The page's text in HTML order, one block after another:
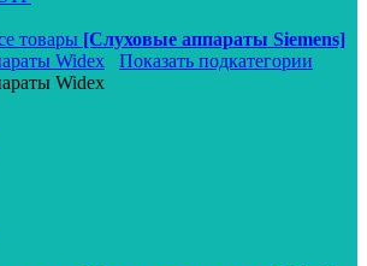
товары [Слуховые аппараты Siemens]
Widex
Показать подкатегории
Widex